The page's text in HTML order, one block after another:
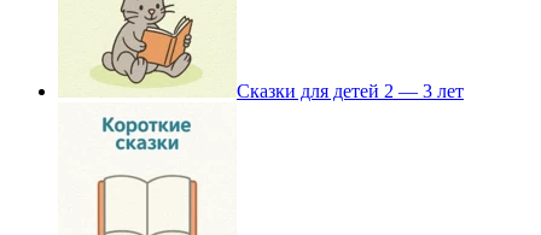
Сказки для детей 2 — 3 лет